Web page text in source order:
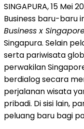
SINGAPURA, 15 Mei
Business baru-baru
Business x
Singapura. Selain
serta pariwisata
perwakilan
berdialog secara
perjalanan wisata
pribadi. Di sisi lain,
peluang baru bagi